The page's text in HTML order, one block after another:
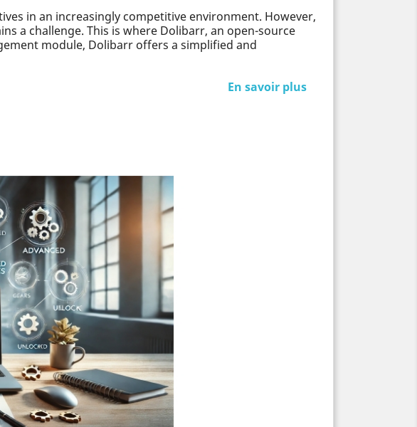
in an increasingly competitive environment. However,
a challenge. This is where Dolibarr, an open-source
module, Dolibarr offers a simplified and
En savoir plus